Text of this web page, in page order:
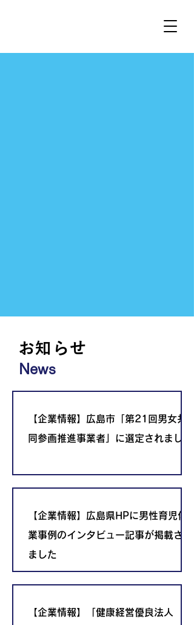
お知らせ
News
【企業情報】広島市「第21回男女共
同参画推進事業者」に選定されました
【企業情報】広島県HPに男性育児休
業事例のインタビュー記事が掲載され
ました
【企業情報】「健康経営優良法人